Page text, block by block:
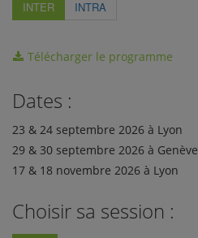
INTER INTRA
Télécharger le programme
Dates :
23 & 24 septembre 2026 à Lyon
29 & 30 septembre 2026 à Genève
17 & 18 novembre 2026 à Lyon
Choisir sa session :